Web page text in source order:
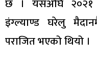
छ । यसअघि २०२१
इंग्ल्याण्ड घरेलु
पराजित भएको थियो ।